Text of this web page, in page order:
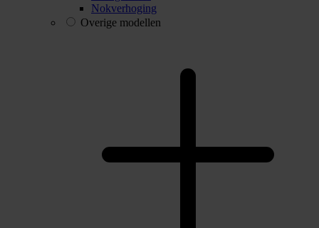
Nokverhoging
Overige modellen